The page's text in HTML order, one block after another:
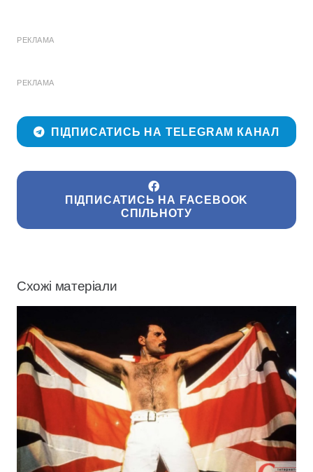
РЕКЛАМА
РЕКЛАМА
ПІДПИСАТИСЬ НА TELEGRAM КАНАЛ
ПІДПИСАТИСЬ НА FACEBOOK
СПІЛЬНОТУ
Схожі матеріали